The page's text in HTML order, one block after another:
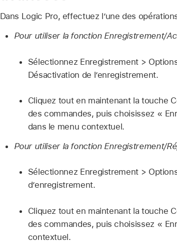
Dans Logic Pro, effectuez l’une des
Pour utiliser la fonction Enregistrement/
Sélectionnez Enregistrement >
Désactivation de l’enregistrement.
Cliquez tout en maintenant la touche
des commandes, puis choisissez «
dans le menu contextuel.
Pour utiliser la fonction Enregistrement/
Sélectionnez Enregistrement >
d’enregistrement.
Cliquez tout en maintenant la touche
des commandes, puis choisissez «
contextuel.